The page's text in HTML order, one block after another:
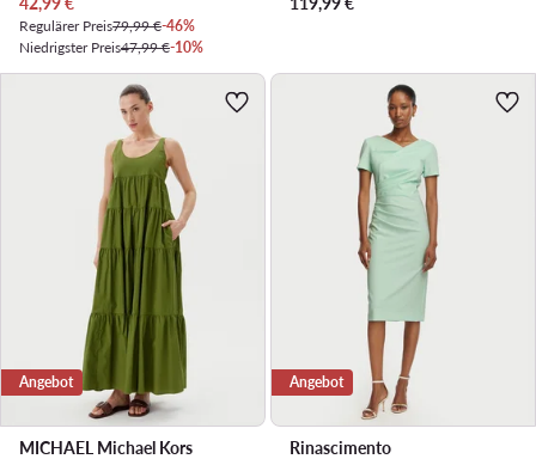
Regulärer Preis79,99 €-46%
Niedrigster Preis47,99 €-10%
Angebot
MICHAEL Michael Kors
Angebot
Rinascimento